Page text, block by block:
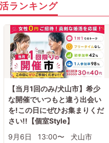
ランキング
【当月1回のみ/犬山市】希少
な開催でいつもと違う出会い
を!この日にぜひお集まりくだ
さい!!【個室Style】
9月6日
13:00〜 犬山市